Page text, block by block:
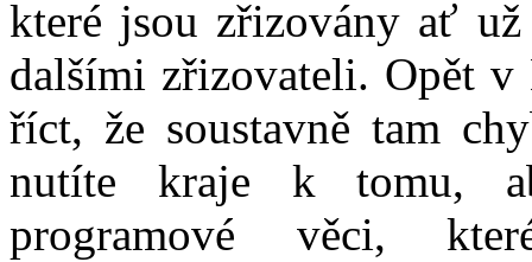
které jsou zřizovány ať
dalšími zřizovateli. Opět v
říct, že soustavně tam
nutíte kraje k tomu,
programové věci,